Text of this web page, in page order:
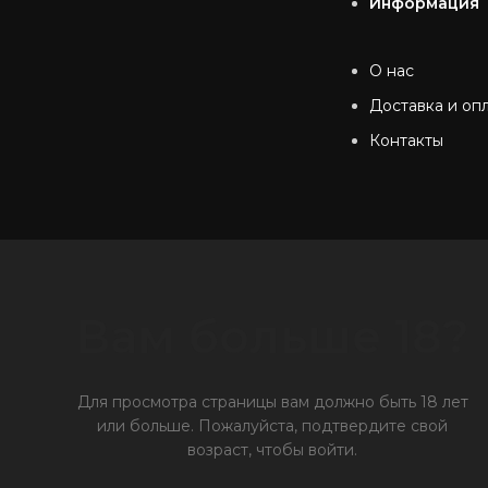
О нас
Доставка и
Контакты
Для просмотра страницы вам должно быть 18 лет
или больше. Пожалуйста, подтвердите свой
возраст, чтобы войти.